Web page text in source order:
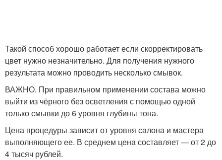
Такой способ хорошо работает если скорректировать
цвет нужно незначительно. Для получения нужного
результата можно проводить несколько смывок.
ВАЖНО. При правильном применении состава можно
выйти из чёрного без осветления с помощью одной
только смывки до 6 уровня глубины тона.
Цена процедуры зависит от уровня салона и мастера
выполняющего ее. В среднем цена составляет — от 2 до
4 тысяч рублей.